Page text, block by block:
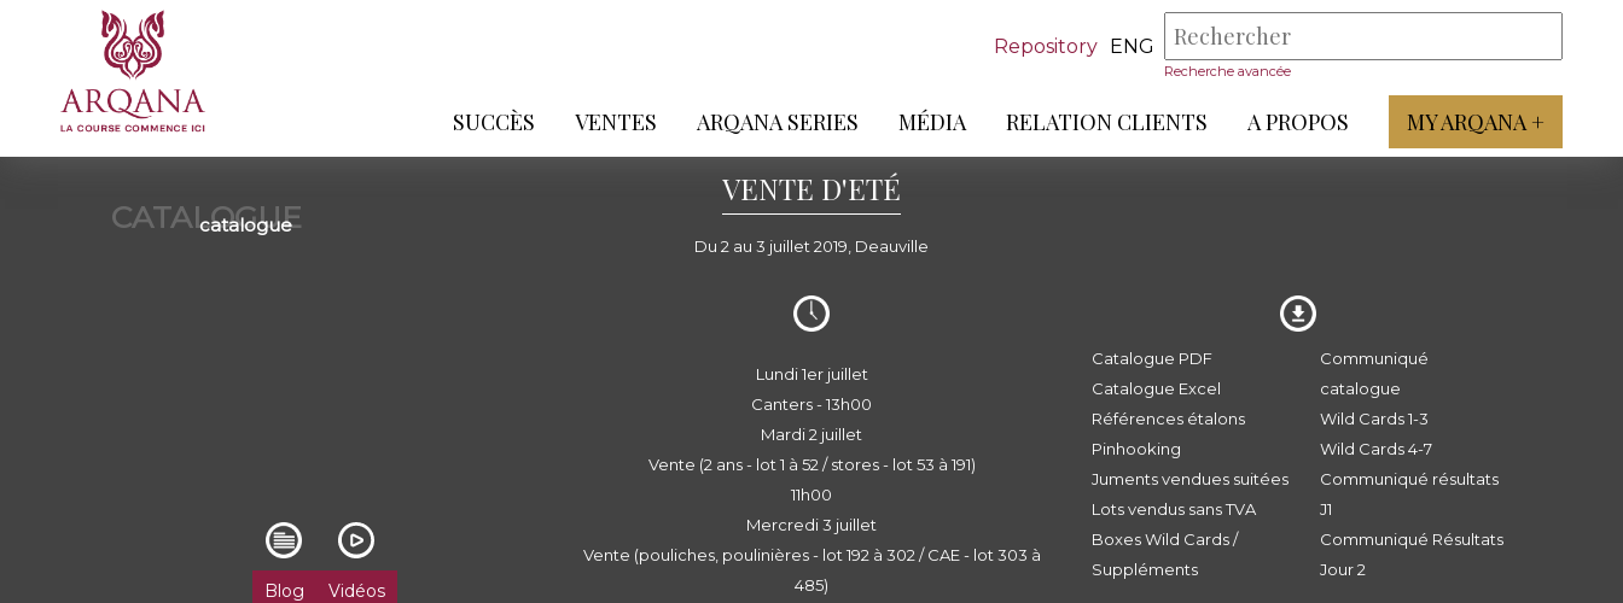
Repository ENG
Recherche avancée
SUCCÈS VENTES ARQANA SERIES MÉDIA RELATION CLIENTS A PROPOS MY ARQANA +
CATALOGUE
catalogue
VENTE D'ETÉ
Du 2 au 3 juillet 2019, Deauville
Blog Vidéos
Lundi 1er juillet
Canters - 13h00
Mardi 2 juillet
Vente (2 ans - lot 1 à 52 / stores - lot 53 à 191)
11h00
Mercredi 3 juillet
Vente (pouliches, poulinières - lot 192 à 302 / CAE - lot 303 à
485)
Catalogue PDF
Catalogue Excel
Références étalons
Pinhooking
Juments vendues suitées
Lots vendus sans TVA
Boxes Wild Cards /
Suppléments
Communiqué
catalogue
Wild Cards 1-3
Wild Cards 4-7
Communiqué résultats
J1
Communiqué Résultats
Jour 2